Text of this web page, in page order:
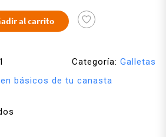
al carrito
Categoría: Galletas
básicos de tu canasta